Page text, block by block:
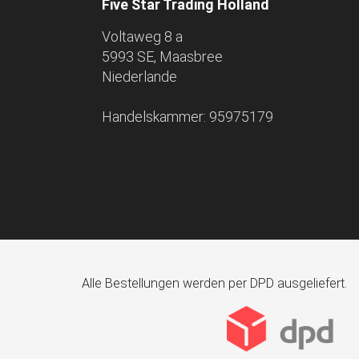
Five Star Trading Holland
Voltaweg 8 a
5993 SE, Maasbree
Niederlande
Handelskammer: 95975179
Alle Bestellungen werden per DPD ausgeliefert.